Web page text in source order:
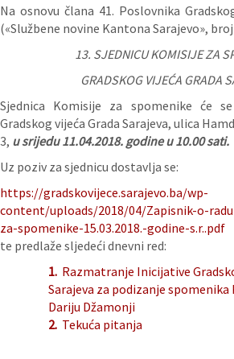
Na osnovu člana 41. Poslovnika
(«Službene novine Kantona Sarajevo»,
13. SJEDNICU KOMISIJE ZA
GRADSKOG VIJEĆA GRADA
Sjednica Komisije za spomenike će
Gradskog vijeća Grada Sarajeva, ulica
3, usrijedu 11.04.2018. godine u 10.00 sati.
Uz poziv za sjednicu dostavlja se:
https://gradskovijece.sarajevo.ba/wp-
content/uploads/2018/04/Zapisnik-o-
za-spomenike-15.03.2018.-godine-s.r..pdf
te predlaže sljedeći dnevni red:
1. Razmatranje Inicijative
Sarajeva za podizanje
Dariju Džamonji
2. Tekuća pitanja